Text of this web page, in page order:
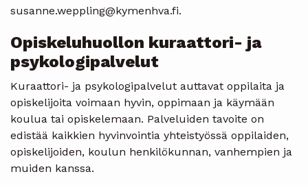
susanne.weppling@kymenhva.fi.
Opiskeluhuollon kuraattori- ja
psykologipalvelut
Kuraattori- ja psykologipalvelut auttavat oppilaita ja
opiskelijoita voimaan hyvin, oppimaan ja käymään
koulua tai opiskelemaan. Palveluiden tavoite on
edistää kaikkien hyvinvointia yhteistyössä oppilaiden,
opiskelijoiden, koulun henkilökunnan, vanhempien ja
muiden kanssa.